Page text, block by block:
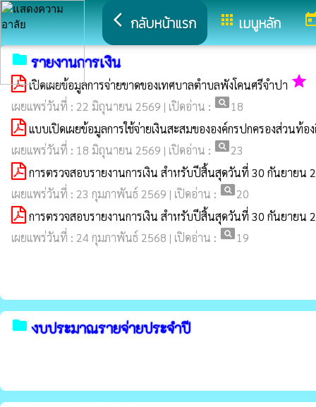
arrow_back_ios กลับหน้าแรก appsเมนูหลัก
folder รายงานการเงิน
เปิดเผยข้อมูลการจ่ายขาดของเทศบาลตำบลพังโคนศรีจำปา grade
เผยแพร่วันที่ : 22 มิถุนายน 2569 | เปิดอ่าน : pageview18
แบบเปิดเผยข้อมูลการใช้จ่ายเงินสะสมขององค์กรปกครองส่วน
เผยแพร่วันที่ : 18 มิถุนายน 2569 | เปิดอ่าน : pageview23
การตรวจสอบรายงานการเงิน สำหรับปีสิ้นสุดวันที่ 30 กันยายน
เผยแพร่วันที่ : 23 กุมภาพันธ์ 2569 | เปิดอ่าน : pageview20
การตรวจสอบรายงานการเงิน สำหรับปีสิ้นสุดวันที่ 30 กันยายน
เผยแพร่วันที่ : 24 กุมภาพันธ์ 2568 | เปิดอ่าน : pageview19
folder งบประมาณรายจ่ายประจำปี